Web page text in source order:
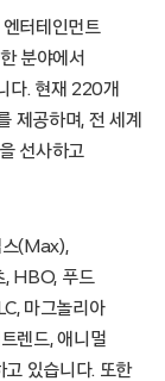
터테인먼트
분야에서
다. 현재 220개
제공하며, 전 세계
선사하고
스(Max),
, HBO, 푸드
마그놀리아
렌드, 애니멀
고 있습니다. 또한